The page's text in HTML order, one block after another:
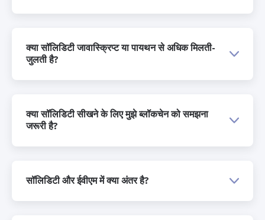
क्या सॉलिडिटी जावास्क्रिप्ट या पायथन से अधिक मिलती-
जुलती है?
क्या सॉलिडिटी सीखने के लिए मुझे ब्लॉकचेन को समझना
जरूरी है?
सॉलिडिटी और ईवीएम में क्या अंतर है?